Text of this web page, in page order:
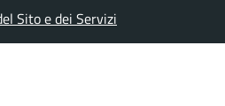
Sito e dei Servizi